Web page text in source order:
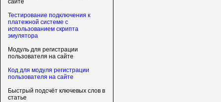
сайте
Тестирование подключения к
платежной системе с
использованием скрипта
эмулятора
Модуль для регистрации
пользователя на сайте
Код для модуля регистрации
пользователя на сайте
Быстрый подсчёт ключевых слов в
статье